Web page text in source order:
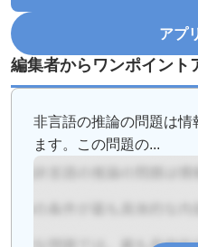
アプ
編集者からワンポイント
非言語の推論の問題は
ます。この問題の...